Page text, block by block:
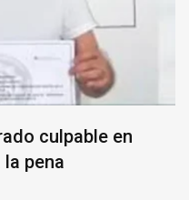
culpable en
pena